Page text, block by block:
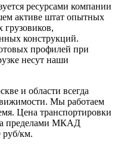
ресурсами компании
активе штат опытных
грузовиков,
конструкций.
профилей при
несут наши
и области всегда
Мы работаем
Цена транспортировки
пределами МКАД
руб/км.